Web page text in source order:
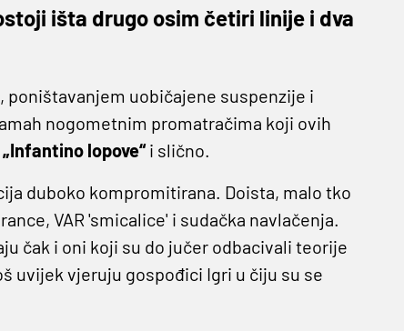
išta drugo osim četiri linije i dva
uobičajene suspenzije i
nogometnim promatračima koji ovih
„Infantino lopove“i slično.
duboko kompromitirana. Doista, malo tko
VAR 'smicalice' i sudačka navlačenja.
čak i oni koji su do jučer odbacivali teorije
uvijek vjeruju gospođici Igri u čiju su se